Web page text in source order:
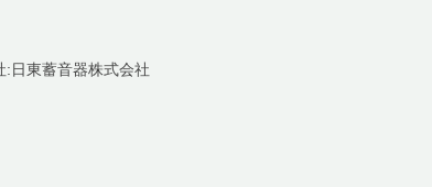
:日東蓄音器株式会社